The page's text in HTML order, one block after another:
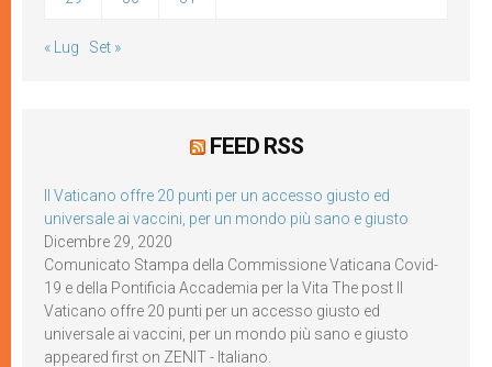
« Lug Set »
FEED RSS
Il Vaticano offre 20 punti per un accesso giusto ed
universale ai vaccini, per un mondo più sano e giusto
Dicembre 29, 2020
Comunicato Stampa della Commissione Vaticana Covid-
19 e della Pontificia Accademia per la Vita The post Il
Vaticano offre 20 punti per un accesso giusto ed
universale ai vaccini, per un mondo più sano e giusto
appeared first on ZENIT - Italiano.